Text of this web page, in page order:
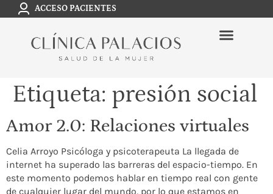
ACCESO PACIENTES
Etiqueta: presión social
Amor 2.0: Relaciones virtuales
Celia Arroyo Psicóloga y psicoterapeuta La llegada de
internet ha superado las barreras del espacio-tiempo. En
este momento podemos hablar en tiempo real con gente
de cualquier lugar del mundo, por lo que estamos en